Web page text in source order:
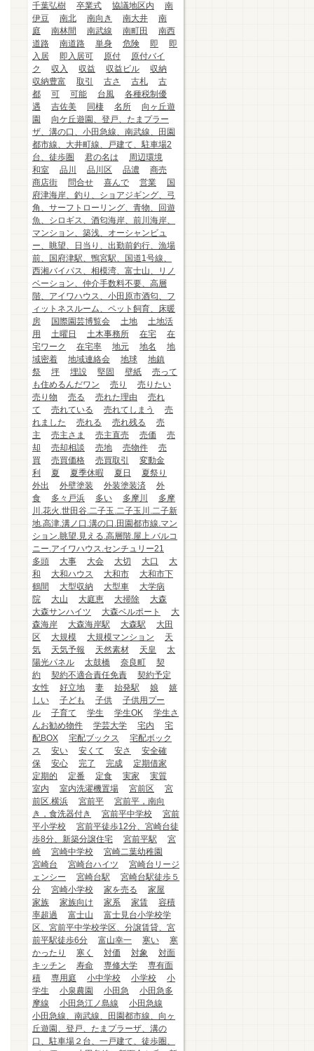
千葉弘樹
卒業式 協議地区内
南
伊豆
南北 南向き 南大井
南
庭
南林間 南武線 南町田
南西
道路
南道路 単身 危険 即
即
入居
即入居可 原付
原付バイ
ク
収入 収益 収益ビル
収納
収納豊富
取引 古さ 古札
古
都
可 可能 台風
各種税制優
遇
吉佐美 同棲 名所
向ヶ丘遊
園
向ケ丘遊園、登戸、たまプラー
ザ、溝の口、小田急線、南武線、田園
都市線、大井町線、戸建て、駐車場2
台、徒歩圏
君の名は
周辺環境
和室
品川 品川区 品濃
商売
商店街
問合せ 喜んで 営業
国
府津海岸、釣り、ショアジギング、弓
角、サーフトローリング、青物、回遊
魚、シロギス、酒匂海岸、前川海岸、
マンション、築浅、オーシャンビュ
ー、眺望、日当り、出勤前釣行、漁場
前、国府津駅、鴨宮駅、国道1号線、
西湘バイパス、相模湾、富士山、リノ
ベーション、仲介手数料不要、高層
階、アイワハウス、小田原市酒匂、フ
ィットネスルーム、ペット飼育、床暖
房
国際園芸博覧会 土地
土地活
用
土曜日 土木事務所 在宅
在
宅ワーク
在宅率 地元 地名
地
域密着
地域連絡会 地球
地鎮
祭
坪 埋設 堅固 壁紙
売って
も住めるんだワン
売り
売りたい
売り物
売る 売れた理由
売れ
て
売れている 売れてしまう
売
れました
売れる 売れ残る
売
主
売主さま 売主直売 売価
売
却
売却相談 売地 売物件
売
買
売買価格 売買取引
変動金
利
夏 夏季休暇 夏日
夏祭り
外出
外壁塗装 外装塗装済
外
食
多々戸浜 多い 多摩川
多摩
川.花火.世田谷.二子玉.二子玉川.二子新
地.高津.溝ノ口.溝の口.田園都市線.マン
ション.眺望.見える.高層階.屋上.バルコ
ニー.アイワハウス.センチュリー21
多頭
大事 大会 大切 大口
大
和
大和ハウス 大和市
大和市下
鶴間
大型収納 大型車
大学病
院
大山 大庭恵 大掃除
大森
大森サンハイツ
大森ベルポート
大
森海岸
大森海岸駅 大森駅
大田
区
大規模 大規模マンション
天
気
天気予報 天然素材 天皇
太
陽光パネル
太鼓橋 奈良町
契
約
契約不適合責任免責
契約予定
女性
好立地 妻 始発駅 娘
嬉
しい
子ども 子供
子供用プー
ル
子育て 学生 学生OK
学生さ
んお勧め物件
学芸大学 宅内
宅
配BOX
宅配ブックス
宅配ボック
ス
安い 安くて 安さ
安全確
保
安心 完了 完成
定期借家
定期的
定番 定食 実家
実質
室内
室内洗濯機置場 宮前区
宮
前区.横浜
宮前平
宮前平，南向
き，食洗器付き
宮前平中学校
宮前
平小学校
宮前平徒歩12分、宮崎台徒
歩8分、新築分譲住宅
宮前平駅
宮
崎
宮崎中学校
宮崎二葉幼稚園
宮崎台
宮崎台ハイツ
宮崎台リージ
ェンシー
宮崎台駅
宮崎台駅徒歩５
分
宮崎小学校 家を売る
家屋
家族
家族向け 家系 家賃
容積
率超過
富士山
富士見台小学校学
区、宮前平中学校学区、分譲賃貸、宮
前平駅徒歩6分
富山幸一 寒い
寒
かったり
寒く 対価 対象
対面
キッチン
寿命 専修大学
専有面
積
専用庭 小中学校 小学校
小
学生
小泉農園 小田急
小田急多
摩線
小田急江ノ島線
小田急線
小田急線、南武線、田園都市線、向ヶ
丘遊園、登戸、たまプラーザ、溝の
口、駐車場２台、一戸建て、徒歩圏、